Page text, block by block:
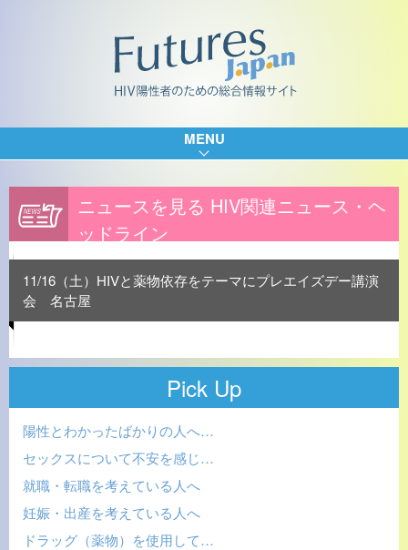
MENU
ニュースを見る HIV関連ニュース・ヘ
ッドライン
11/16（土）HIVと薬物依存をテーマにプレエイズデー講演
会 名古屋
Pick Up
陽性とわかったばかりの人へ…
セックスについて不安を感じ…
就職・転職を考えている人へ
妊娠・出産を考えている人へ
ドラッグ（薬物）を使用して…